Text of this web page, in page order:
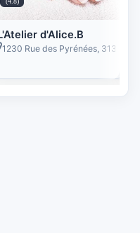
d'Alice.B
1230 Rue des Pyrénées, 31330